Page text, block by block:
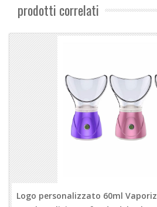
prodotti correlati
Logo personalizzato 60ml